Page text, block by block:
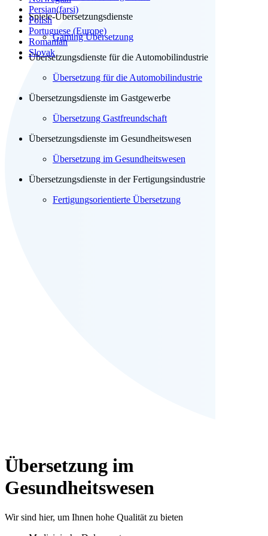
Spiele-Übersetzungsdienste
Gaming Übersetzung
Übersetzungsdienste für die Automobilindustrie
Übersetzung für die Automobilindustrie
Übersetzungsdienste im Gastgewerbe
Übersetzung Gastfreundschaft
Übersetzungsdienste im Gesundheitswesen
Übersetzung im Gesundheitswesen
Übersetzungsdienste in der Fertigungsindustrie
Fertigungsorientierte Übersetzung
Persian(farsi)
Polish
Portuguese (Europe)
Romanian
Slovak
Übersetzung im
Gesundheitswesen
Wir sind hier, um Ihnen hohe Qualität zu bieten